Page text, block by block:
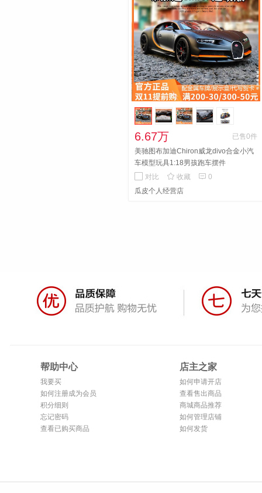
6.67万
已售0件
美驰图布加迪Chiron威龙divo合金小汽
车模型玩具1:18男孩跑车摆件
对比
 收藏  0
瓜皮个人经营店
帮助中心
我要买
如何注册成为会员
积分细则
忘记密码
查看已购买商品
店主之家
如何申请开店
查看售出商品
商城商品推荐
如何管理店铺
如何发货